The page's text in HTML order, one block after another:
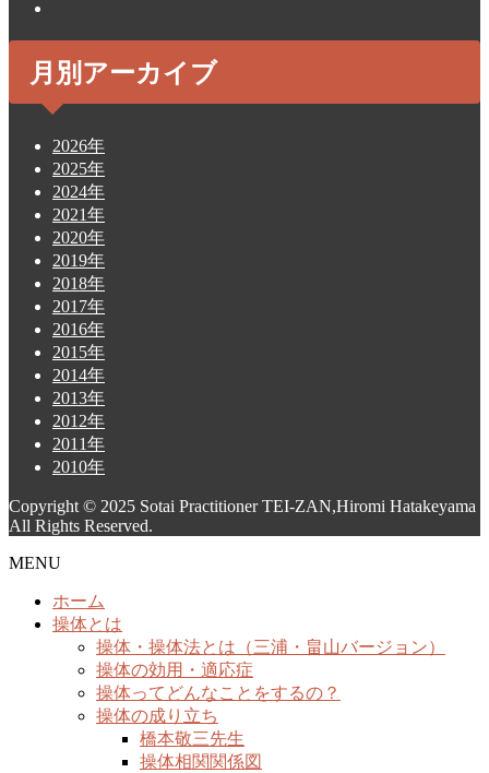
月別アーカイブ
2026年
2025年
2024年
2021年
2020年
2019年
2018年
2017年
2016年
2015年
2014年
2013年
2012年
2011年
2010年
Copyright © 2025 Sotai Practitioner TEI-ZAN,Hiromi Hatakeyama
All Rights Reserved.
MENU
ホーム
操体とは
操体・操体法とは（三浦・畠山バージョン）
操体の効用・適応症
操体ってどんなことをするの？
操体の成り立ち
橋本敬三先生
操体相関関係図